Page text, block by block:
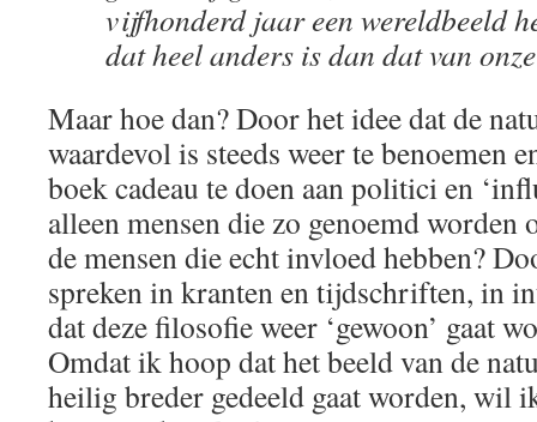
vijfhonderd jaar een wereldbeeld
dat heel anders is dan dat van
Maar hoe dan? Door het idee dat de
waardevol is steeds weer te benoemen
boek cadeau te doen aan politici en
alleen mensen die zo genoemd worden
de mensen die echt invloed hebben?
spreken in kranten en tijdschriften, in
dat deze filosofie weer ‘gewoon’ gaat
Omdat ik hoop dat het beeld van de
heilig breder gedeeld gaat worden, wil